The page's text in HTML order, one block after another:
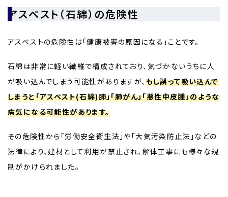
アスベスト（石綿）の危険性
アスベストの危険性は「健康被害の原因になる」ことです。
石綿は非常に軽い繊維で構成されており、気づかないうちに人
が吸い込んでしまう可能性がありますが、 もし誤って吸い込んで
しまうと「アスベスト(石綿)肺」「肺がん」「悪性中皮腫」のような
病気になる可能性があります。
その危険性から「労働安全衛生法」や「大気汚染防止法」などの
法律により、建材として利用が禁止され、解体工事にも様々な規
制がかけられました。